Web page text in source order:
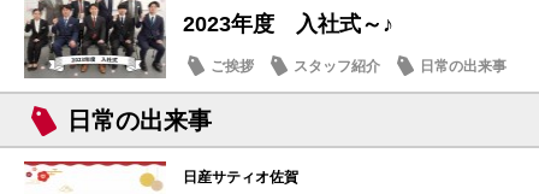
2023年度 入社式～♪
ご挨拶 スタッフ紹介 日常の出来事
日常の出来事
日産サティオ佐賀